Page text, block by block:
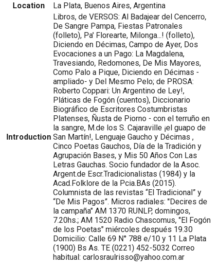
Location
La Plata, Buenos Aires, Argentina
Introduction
Libros, de VERSOS: Al Badajear del Cencerro,
De Sangre Pampa, Fiestas Patronales
(folleto), Pa' Florearte, Milonga...! (folleto),
Diciendo en Décimas, Campo de Ayer, Dos
Evocaciones a un Pago: La Magdalena,
Travesiando, Redomones, De Mis Mayores,
Como Palo a Pique, Diciendo en Décimas -
ampliado- y Del Mesmo Pelo; de PROSA:
Roberto Coppari: Un Argentino de Ley!,
Pláticas de Fogón (cuentos), Diccionario
Biográfico de Escritores Costumbristas
Platenses, Ñusta de Piorno - con el terruño en
la sangre, M.de los S. Cajaraville ¡el guapo de
San Martín!, Lenguaje Gaucho y Décimas ,
Cinco Poetas Gauchos, Día de la Tradición y
Agrupación Bases, y Mis 50 Años Con Las
Letras Gauchas. Socio fundador de la Asoc.
Argent.de Escr.Tradicionalistas (1984) y la
Acad.Folklore de la Pcia.BAs (2015).
Columnista de las revistas “El Tradicional” y
“De Mis Pagos”. Micros radiales: "Decires de
la campaña" AM 1370 RUNLP, domingos,
7.20hs.; AM 1520 Radio Chascomus, "El Fogón
de los Poetas" miércoles después 19.30
Domicilio: Calle 69 N° 788 e/10 y 11 La Plata
(1900) Bs As. TE (0221) 452-5032 Correo
habitual: carlosraulrisso@yahoo.com.ar